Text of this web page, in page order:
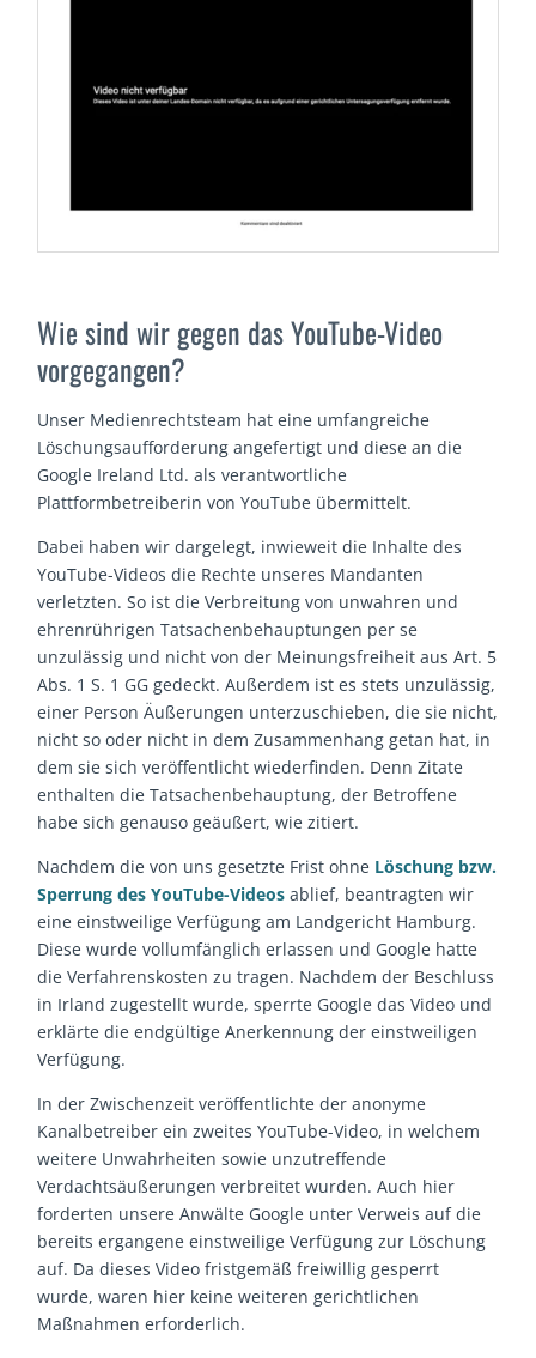
Wie sind wir gegen das YouTube-Video
vorgegangen?
Unser Medienrechtsteam hat eine umfangreiche
Löschungsaufforderung angefertigt und diese an die
Google Ireland Ltd. als verantwortliche
Plattformbetreiberin von YouTube übermittelt.
Dabei haben wir dargelegt, inwieweit die Inhalte des
YouTube-Videos die Rechte unseres Mandanten
verletzten. So ist die Verbreitung von unwahren und
ehrenrührigen Tatsachenbehauptungen per se
unzulässig und nicht von der Meinungsfreiheit aus Art. 5
Abs. 1 S. 1 GG gedeckt. Außerdem ist es stets unzulässig,
einer Person Äußerungen unterzuschieben, die sie nicht,
nicht so oder nicht in dem Zusammenhang getan hat, in
dem sie sich veröffentlicht wiederfinden. Denn Zitate
enthalten die Tatsachenbehauptung, der Betroffene
habe sich genauso geäußert, wie zitiert.
Nachdem die von uns gesetzte Frist ohne Löschung bzw.
Sperrung des YouTube-Videos ablief, beantragten wir
eine einstweilige Verfügung am Landgericht Hamburg.
Diese wurde vollumfänglich erlassen und Google hatte
die Verfahrenskosten zu tragen. Nachdem der Beschluss
in Irland zugestellt wurde, sperrte Google das Video und
erklärte die endgültige Anerkennung der einstweiligen
Verfügung.
In der Zwischenzeit veröffentlichte der anonyme
Kanalbetreiber ein zweites YouTube-Video, in welchem
weitere Unwahrheiten sowie unzutreffende
Verdachtsäußerungen verbreitet wurden. Auch hier
forderten unsere Anwälte Google unter Verweis auf die
bereits ergangene einstweilige Verfügung zur Löschung
auf. Da dieses Video fristgemäß freiwillig gesperrt
wurde, waren hier keine weiteren gerichtlichen
Maßnahmen erforderlich.